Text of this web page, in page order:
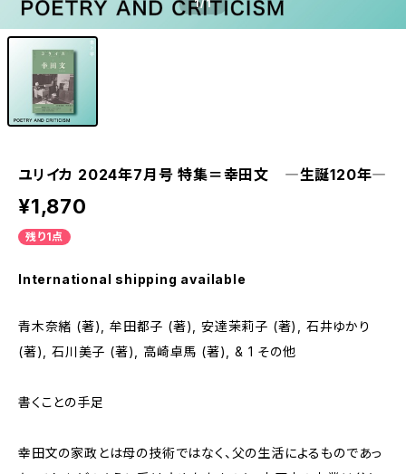
1/1
ユリイカ 2024年7月号 特集＝幸田文 ―生誕120年―
¥1,870
残り1点
International shipping available
青木奈緒 (著), 牟田都子 (著), 安達茉莉子 (著), 石井ゆかり
(著), 石川美子 (著), 高崎卓馬 (著), & 1 その他
書くことの手足
幸田文の家政とは母の技術ではなく、父の生活によるものであっ